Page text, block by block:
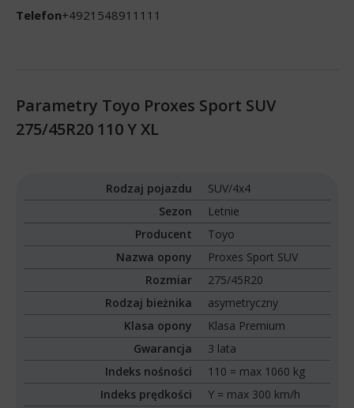
Telefon+4921548911111
Parametry Toyo Proxes Sport SUV
275/45R20 110 Y XL
Rodzaj pojazdu
SUV/4x4
Sezon
Letnie
Producent
Toyo
Nazwa opony
Proxes Sport SUV
Rozmiar
275/45R20
Rodzaj bieżnika
asymetryczny
Klasa opony
Klasa Premium
Gwarancja
3 lata
Indeks nośności
110 = max 1060 kg
Indeks prędkości
Y = max 300 km/h